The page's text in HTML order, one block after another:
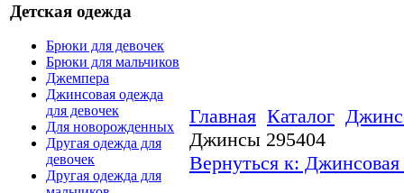
Детская одежда
Брюки для девочек
Брюки для мальчиков
Джемпера
Джинсовая одежда
для девочек
Для новорожденных
Другая одежда для
девочек
Другая одежда для
Главная Каталог
Джинсы 295404
Вернуться к: Джинсовая